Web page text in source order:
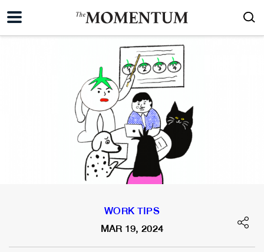
WORK TIPS
MAR 19, 2024